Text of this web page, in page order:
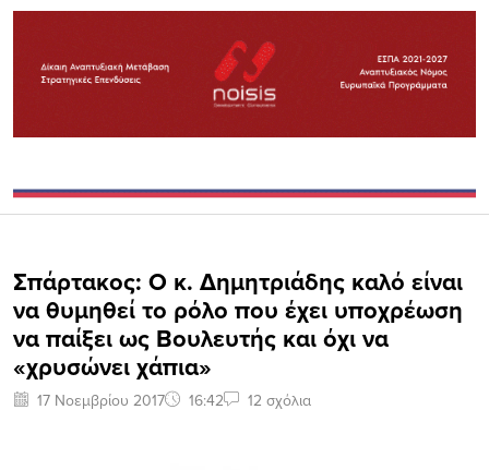
Σπάρτακος: Ο κ. Δημητριάδης καλό είναι
να θυμηθεί το ρόλο που έχει υποχρέωση
να παίξει ως Βουλευτής και όχι να
«χρυσώνει χάπια»
17 Νοεμβρίου 2017 16:42 12 σχόλια